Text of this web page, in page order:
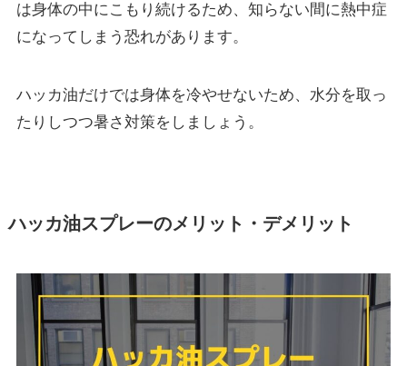
は身体の中にこもり続けるため、知らない間に熱中症
になってしまう恐れがあります。
ハッカ油だけでは身体を冷やせないため、水分を取っ
たりしつつ暑さ対策をしましょう。
ハッカ油スプレーのメリット・デメリット